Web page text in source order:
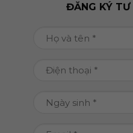
ĐĂNG KÝ TƯ
DD